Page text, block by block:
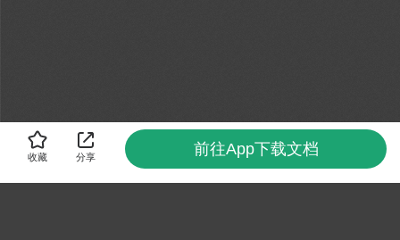
收藏 分享 前往App下载文档